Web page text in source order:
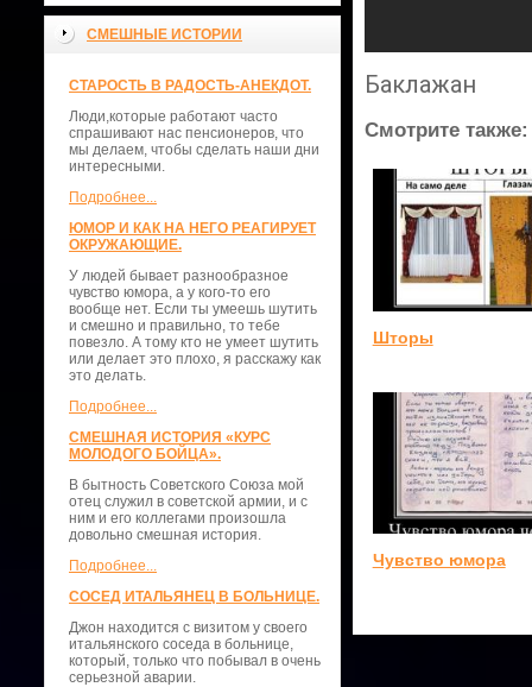
СМЕШНЫЕ ИСТОРИИ
СТАРОСТЬ В РАДОСТЬ-АНЕКДОТ.
Люди,которые работают часто
спрашивают нас пенсионеров, что
мы делаем, чтобы сделать наши дни
интересными.
Подробнее...
ЮМОР И КАК НА НЕГО РЕАГИРУЕТ
ОКРУЖАЮЩИЕ.
У людей бывает разнообразное
чувство юмора, а у кого-то его
вообще нет. Если ты умеешь шутить
и смешно и правильно, то тебе
повезло. А тому кто не умеет шутить
или делает это плохо, я расскажу как
это делать.
Подробнее...
СМЕШНАЯ ИСТОРИЯ «КУРС
МОЛОДОГО БОЙЦА».
В бытность Советского Союза мой
отец служил в советской армии, и с
ним и его коллегами произошла
довольно смешная история.
Подробнее...
СОСЕД ИТАЛЬЯНЕЦ В БОЛЬНИЦЕ.
Джон находится с визитом у своего
итальянского соседа в больнице,
который, только что побывал в очень
серьезной аварии.
Баклажан
Смотрите также:
Шторы
Чувство юмора